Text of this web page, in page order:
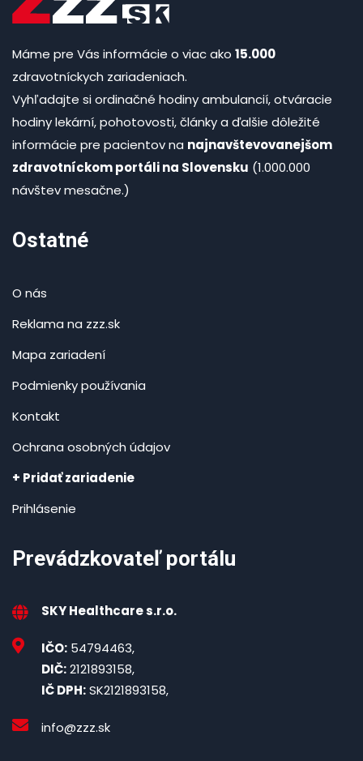
Máme pre Vás informácie o viac ako 15.000
zdravotníckych zariadeniach.
Vyhľadajte si ordinačné hodiny ambulancií, otváracie
hodiny lekární, pohotovosti, články a ďalšie dôležité
informácie pre pacientov na najnavštevovanejšom
zdravotníckom portáli na Slovensku (1.000.000
návštev mesačne.)
Ostatné
O nás
Reklama na zzz.sk
Mapa zariadení
Podmienky používania
Kontakt
Ochrana osobných údajov
+ Pridať zariadenie
Prihlásenie
Prevádzkovateľ portálu
SKY Healthcare s.r.o.
IČO: 54794463,
DIČ:2121893158,
IČ DPH:SK2121893158,
info@zzz.sk